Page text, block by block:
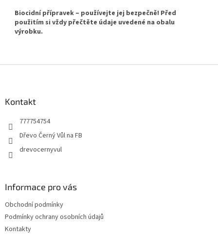
Biocidní přípravek – používejte jej bezpečně! Před
použitím si vždy přečtěte údaje uvedené na obalu
výrobku.
Kontakt
777754754
Dřevo Černý Vůl na FB
drevocernyvul
Informace pro vás
Obchodní podmínky
Podmínky ochrany osobních údajů
Kontakty